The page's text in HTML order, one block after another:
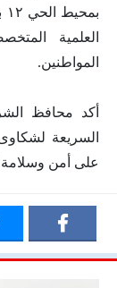
العلمية
المواطنين.
‏أكد محافظ
السريعة
على أمن وسلامة